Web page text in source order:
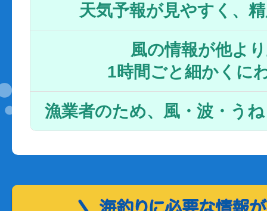
天気予報が見やすく、
風の情報が他よ
1時間ごと細かくに
漁業者のため、風・波・う